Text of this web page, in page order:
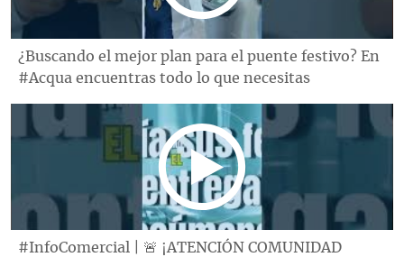
¿Buscando el mejor plan para el puente festivo? En
#Acqua encuentras todo lo que necesitas
#InfoComercial | 🚨 ¡ATENCIÓN COMUNIDAD